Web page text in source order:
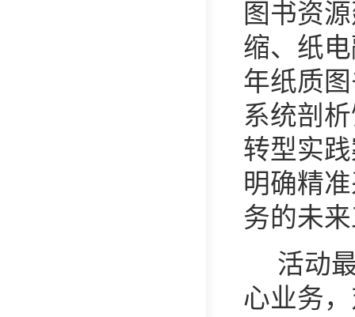
图书资
缩、纸
年纸质
系统剖
转型实
明确精
务的未
活动
心业务